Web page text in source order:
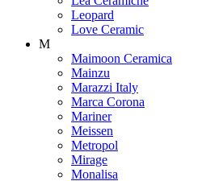
Leopard
Love Ceramic
M
Maimoon Ceramica
Mainzu
Marazzi Italy
Marca Corona
Mariner
Meissen
Metropol
Mirage
Monalisa